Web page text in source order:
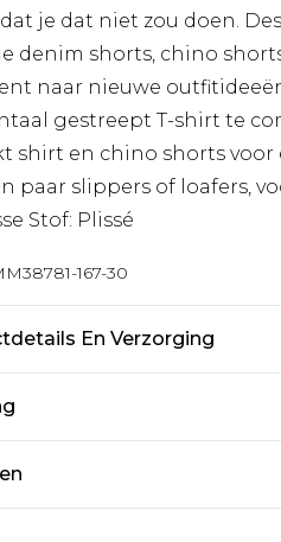
je dat niet zou doen.
denim shorts, chino
naar nieuwe
gestreept T-shirt te
shirt en chino shorts
paar slippers of loafers,
Stof: Plissé
167-30
En Verzorging
Nederland